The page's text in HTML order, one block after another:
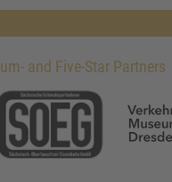
and Five-Star Partners